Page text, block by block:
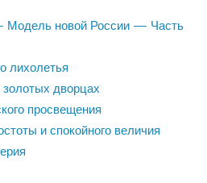
Модель новой России — Часть
лихолетья
золотых дворцах
просвещения
и спокойного величия